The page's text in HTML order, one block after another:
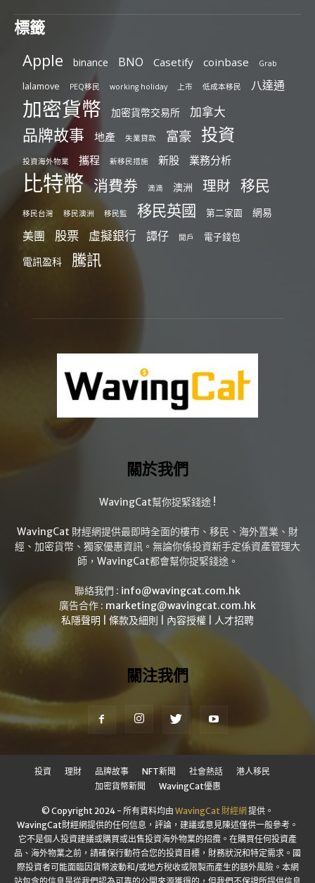
標籤
Apple binance BNO Casetify coinbase Grab
lalamove PEQ移民 working holiday 上市 低成本移民 八達通
加密貨幣 加密貨幣交易所 加拿大
品牌故事 地產 失業貸款 富豪 投資
投資海外物業 攜程 新移民措施 新股 業務分析
比特幣 消費券 滴滴 澳洲 理財 移民
移民台灣 移民澳洲 移民監 移民英國 第二家園 網易
美團 股票 虛擬銀行 譚仔 開戶 電子錢包
電訊盈科 騰訊
關於我們
WavingCat幫你捉緊錢途 !
WavingCat 財經網提供最即時全面的樓市、移民、海外置業、財
經、加密貨幣、獨家優惠資訊。無論你係投資新手定係資產管理大
師，WavingCat都會幫你捉緊錢途。
聯絡我們 : info@wavingcat.com.hk
廣告合作 : marketing@wavingcat.com.hk
私隱聲明
條款及細則 內容授權 人才招聘
關注我們
投資 理財 品牌故事 NFT新聞 社會熱話
港人移民
加密貨幣新聞
WavingCat優惠
© Copyright 2024 - 所有資料均由 WavingCat 財經網提供。
WavingCat財經網提供的任何信息，評論，建議或意見陳述僅供一般參考。
它不是個人投資建議或購買或出售投資海外物業的招攬。在購買任何投資產
品、海外物業之前，請確保行動符合您的投資目標，財務狀況和特定需求。國
際投資者可能面臨因貨幣波動和/或地方稅收或限製而產生的額外風險。本網